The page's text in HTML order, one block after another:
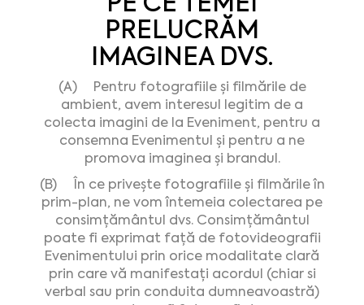
PRELUCRĂM
IMAGINEA DVS.
(A) Pentru fotografiile și filmările de
ambient, avem interesul legitim de a
colecta imagini de la Eveniment, pentru a
consemna Evenimentul și pentru a ne
promova imaginea și brandul.
(B) În ce privește fotografiile și filmările în
prim-plan, ne vom întemeia colectarea pe
consimțământul dvs. Consimțământul
poate fi exprimat față de fotovideografii
Evenimentului prin orice modalitate clară
prin care vă manifestați acordul (chiar si
verbal sau prin conduita dumneavoastră)